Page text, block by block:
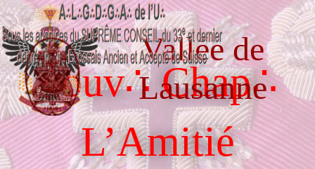
Souv∴ Chap∴
L’Amitié
Vallée de
Lausanne